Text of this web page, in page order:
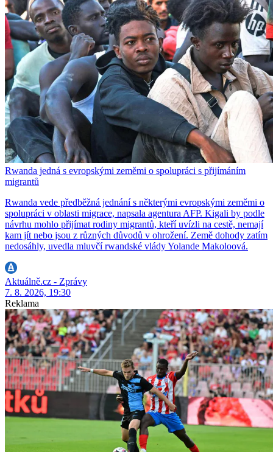
Rwanda jedná s evropskými zeměmi o spolupráci s přijímáním
migrantů
Rwanda vede předběžná jednání s některými evropskými zeměmi o
spolupráci v oblasti migrace, napsala agentura AFP. Kigali by podle
návrhu mohlo přijímat rodiny migrantů, kteří uvízli na cestě, nemají
kam jít nebo jsou z různých důvodů v ohrožení. Země dohody zatím
nedosáhly, uvedla mluvčí rwandské vlády Yolande Makoloová.
Aktuálně.cz - Zprávy
7. 8. 2026, 19:30
Reklama